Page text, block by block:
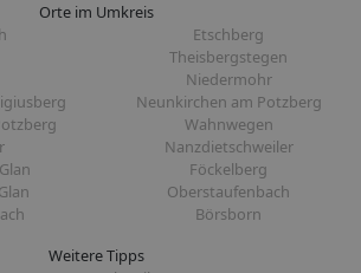
Orte im Umkreis
Etschberg
Theisbergstegen
Niedermohr
Neunkirchen am Potzberg
Wahnwegen
Nanzdietschweiler
Föckelberg
Oberstaufenbach
Börsborn
Weitere Tipps